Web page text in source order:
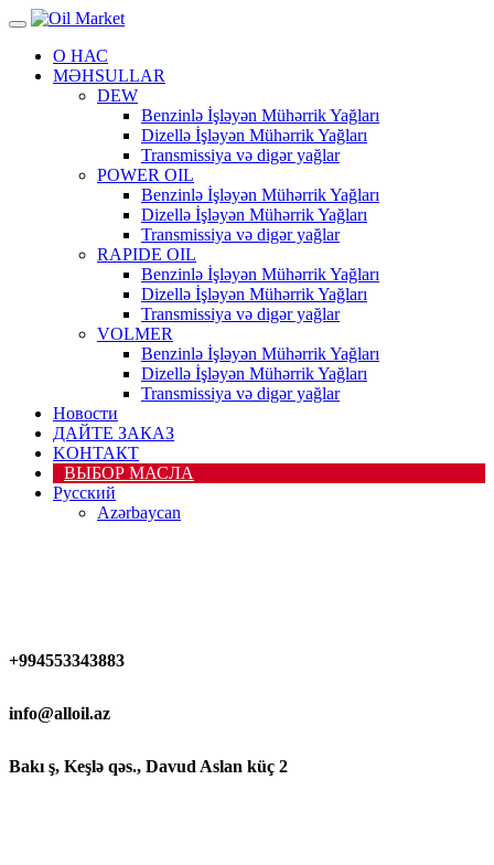
О НАС
MƏHSULLAR
DEW
Benzinlə İşləyən Mühərrik Yağları
Dizellə İşləyən Mühərrik Yağları
Transmissiya və digər yağlar
POWER OIL
Benzinlə İşləyən Mühərrik Yağları
Dizellə İşləyən Mühərrik Yağları
Transmissiya və digər yağlar
RAPIDE OIL
Benzinlə İşləyən Mühərrik Yağları
Dizellə İşləyən Mühərrik Yağları
Transmissiya və digər yağlar
VOLMER
Benzinlə İşləyən Mühərrik Yağları
Dizellə İşləyən Mühərrik Yağları
Transmissiya və digər yağlar
Новости
ДАЙТЕ ЗАКАЗ
KОНТАКТ
ВЫБОР МАСЛА
Русский
Azərbaycan
+994553343883
info@alloil.az
Bakı ş, Keşlə qəs., Davud Aslan küç 2